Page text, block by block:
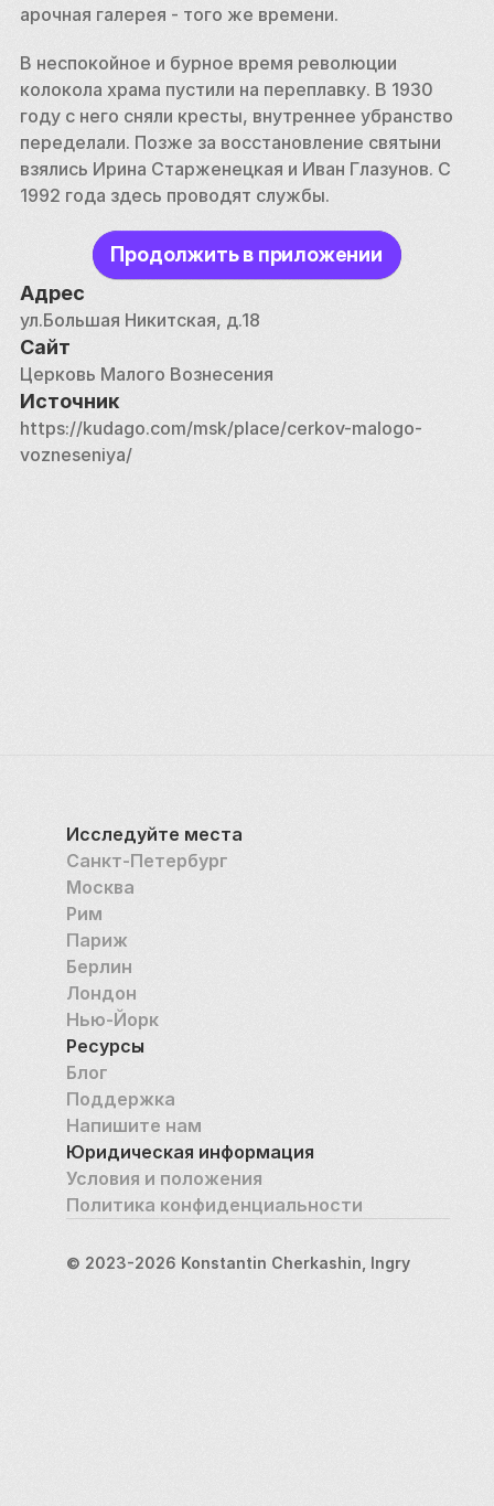
арочная галерея - того же времени.
В неспокойное и бурное время революции
колокола храма пустили на переплавку. В 1930
году с него сняли кресты, внутреннее убранство
переделали. Позже за восстановление святыни
взялись Ирина Старженецкая и Иван Глазунов. С
1992 года здесь проводят службы.
Продолжить в приложении
Адрес
ул.Большая Никитская, д.18
Сайт
Церковь Малого Вознесения
Источник
https://kudago.com/msk/place/cerkov-malogo-
vozneseniya/
Исследуйте места
Санкт-Петербург
Москва
Рим
Париж
Берлин
Лондон
Нью-Йорк
Ресурсы
Блог
Поддержка
Напишите нам
Юридическая информация
Условия и положения
Политика конфиденциальности
© 2023-2026 Konstantin Cherkashin, Ingry